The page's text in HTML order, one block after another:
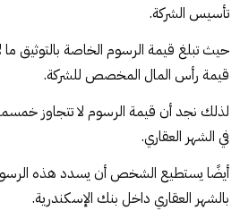
تأسيس الشركة.
قيمة رأس المال المخصص للشركة.
لذلك نجد أن قيمة الرسوم لا تتجاوز
في الشهر العقاري.
أيضًا يستطيع الشخص أن يسدد هذه
بالشهر العقاري داخل بنك الإسكندرية.